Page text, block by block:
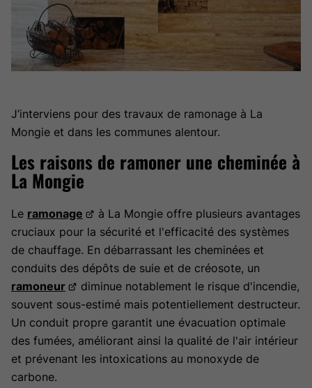
J’interviens pour des travaux de ramonage à La
Mongie et dans les communes alentour.
Les raisons de ramoner une cheminée à
La Mongie
Le ramonage
à La Mongie offre plusieurs avantages
cruciaux pour la sécurité et l'efficacité des systèmes
de chauffage. En débarrassant les cheminées et
conduits des dépôts de suie et de créosote, un
ramoneur
diminue notablement le risque d'incendie,
souvent sous-estimé mais potentiellement destructeur.
Un conduit propre garantit une évacuation optimale
des fumées, améliorant ainsi la qualité de l'air intérieur
et prévenant les intoxications au monoxyde de
carbone.